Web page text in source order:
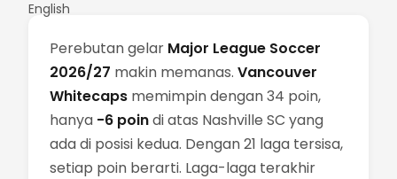
Perebutan gelar Major League Soccer
2026/27 makin memanas. Vancouver
Whitecaps memimpin dengan 34 poin,
hanya -6 poindi atas Nashville SC yang
ada di posisi kedua. Dengan 21 laga tersisa,
setiap poin berarti. Laga-laga terakhir